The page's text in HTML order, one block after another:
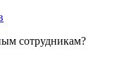
сотрудникам?